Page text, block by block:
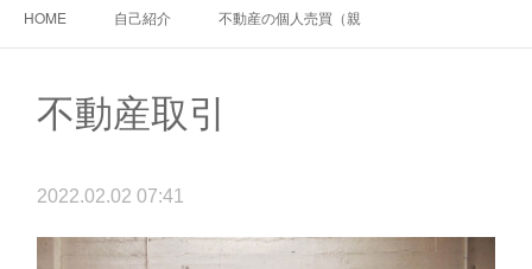
HOME 自己紹介 不動産の個人売買（親族間売買）
不動産取引
2022.02.02 07:41